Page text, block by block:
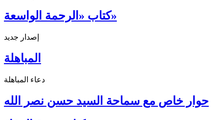
كتاب «الرحمة الواسعة»
إصدار جديد
المباهلة
دعاء المباهلة
حوار خاص مع سماحة السيد حسن نصر الله